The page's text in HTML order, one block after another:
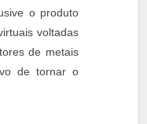
o produto
voltadas
de metais
de tornar o